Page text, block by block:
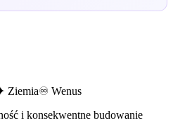
Ziemia♾ Wenus
i konsekwentne budowanie